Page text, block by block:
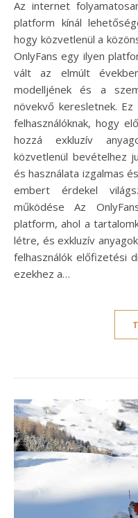
Az internet folyamatosan változó világában egyre több
platform kínál
hogy közvetlenül a
OnlyFans egy ilyen
vált az elmúlt
modelljének és a
növekvő keresletnek.
felhasználóknak, hogy
hozzá exkluzív
közvetlenül bevételhez
és használata izgalmas
embert érdekel
működése Az
platform, ahol a
létre, és exkluzív
felhasználók előfizetési
ezekhez a…